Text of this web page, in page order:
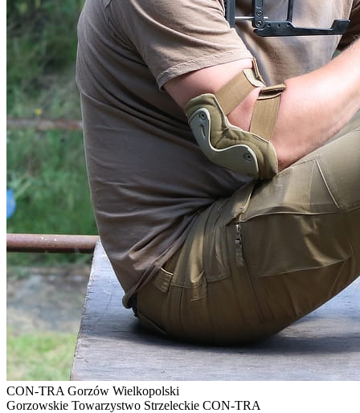
CON-TRA Gorzów Wielkopolski
Gorzowskie Towarzystwo Strzeleckie CON-TRA